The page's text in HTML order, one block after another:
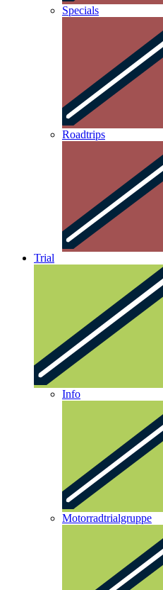
Specials
Roadtrips
Trial
Info
Motorradtrialgruppe